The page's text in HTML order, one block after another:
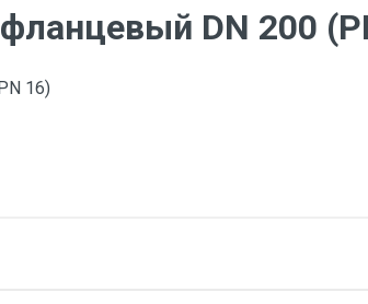
DN 200
16)